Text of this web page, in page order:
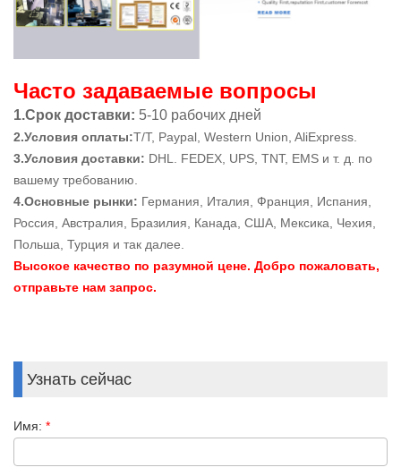
Часто задаваемые вопросы
1.Срок доставки: 5-10 рабочих дней
2.Условия оплаты:T/T, Paypal, Western Union, AliExpress.
3.Условия доставки: DHL. FEDEX, UPS, TNT, EMS и т. д. по
вашему требованию.
4.Основные рынки: Германия, Италия, Франция, Испания,
Россия, Австралия, Бразилия, Канада, США, Мексика, Чехия,
Польша, Турция и так далее.
Высокое качество по разумной цене. Добро пожаловать,
отправьте нам запрос.
Узнать сейчас
Имя: *